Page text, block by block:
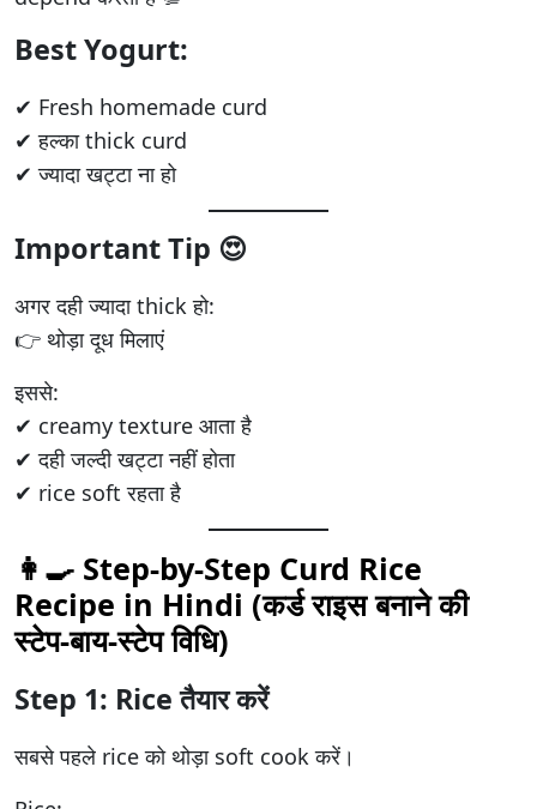
Best Yogurt:
✔ Fresh homemade curd
✔ हल्का thick curd
✔ ज्यादा खट्टा ना हो
Important Tip 😍
अगर दही ज्यादा thick हो:
👉 थोड़ा दूध मिलाएं
इससे:
✔ creamy texture आता है
✔ दही जल्दी खट्टा नहीं होता
✔ rice soft रहता है
👩‍🍳 Step-by-Step Curd Rice
Recipe in Hindi (कर्ड राइस बनाने की
स्टेप-बाय-स्टेप विधि)
Step 1: Rice तैयार करें
सबसे पहले rice को थोड़ा soft cook करें।